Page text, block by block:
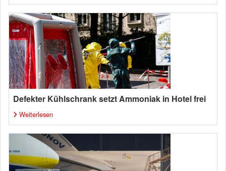
Defekter Kühlschrank setzt Ammoniak in Hotel frei
Weiterlesen